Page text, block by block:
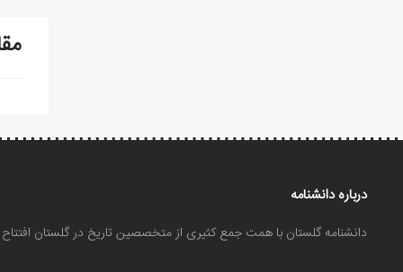
درباره دانشنامه
دانشنامه گلستان با همت جمع کثیری از متخصصین تاریخ در گلستان